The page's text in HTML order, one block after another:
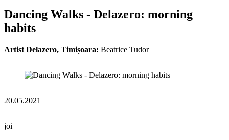
Dancing Walks - Delazero: morning
habits
Artist Delazero, Timișoara: Beatrice Tudor
20.05.2021
joi